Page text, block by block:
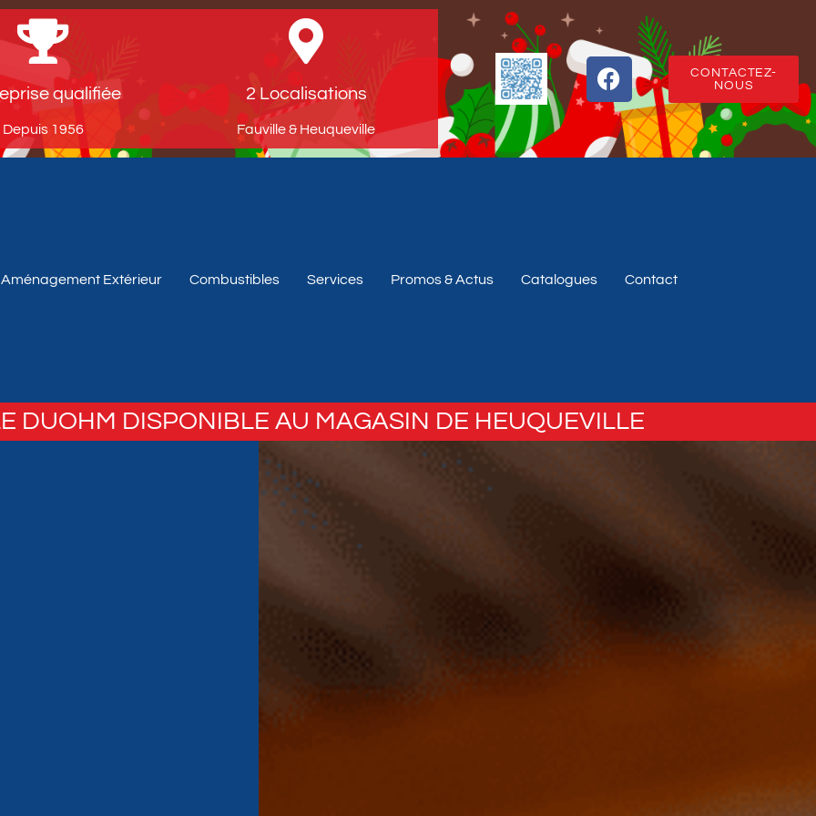
qualifiée
Depuis 1956​
2 Localisations
Fauville & Heuqueville​
CONTACTEZ-
NOUS
Aménagement Extérieur Combustibles Services Promos & Actus Catalogues Contact
DUOHM DISPONIBLE AU MAGASIN DE HEUQUEVILLE